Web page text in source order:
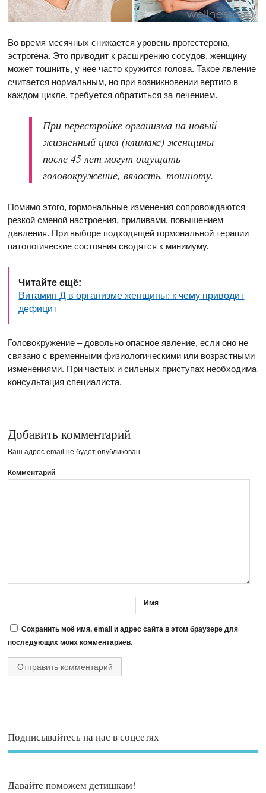
Во время месячных снижается уровень прогестерона,
эстрогена. Это приводит к расширению сосудов, женщину
может тошнить, у нее часто кружится голова. Такое явление
считается нормальным, но при возникновении вертиго в
каждом цикле, требуется обратиться за лечением.
При перестройке организма на новый
жизненный цикл (климакс) женщины
после 45 лет могут ощущать
головокружение, вялость, тошноту.
Помимо этого, гормональные изменения сопровождаются
резкой сменой настроения, приливами, повышением
давления. При выборе подходящей гормональной терапии
патологические состояния сводятся к минимуму.
Читайте ещё:
Витамин Д в организме женщины: к чему приводит
дефицит
Головокружение – довольно опасное явление, если оно не
связано с временными физиологическими или возрастными
изменениями. При частых и сильных приступах необходима
консультация специалиста.
Добавить комментарий
Ваш адрес email не будет опубликован.
Комментарий
Имя
Сохранить моё имя, email и адрес сайта в этом браузере для
последующих моих комментариев.
Подписывайтесь на нас в соцсетях
Давайте поможем детишкам!